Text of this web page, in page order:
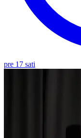
pre 17 sati